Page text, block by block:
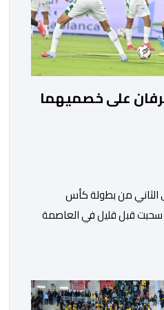
على خصميهما
الثاني من بطولة كأس
سحبت قبل قليل في العاصمة
الرياضي على موعد مع
التي تجمع بين إيل كانيمي